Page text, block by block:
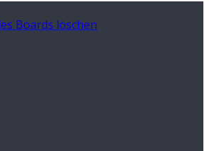
Boards löschen